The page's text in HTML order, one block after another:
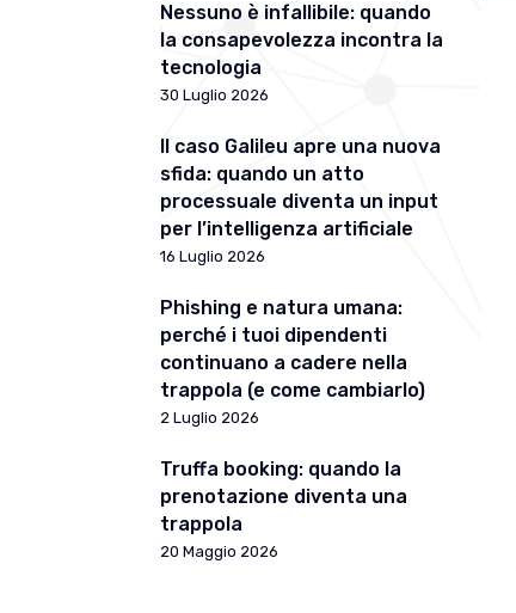
Nessuno è infallibile: quando
la consapevolezza incontra la
tecnologia
30 Luglio 2026
Il caso Galileu apre una nuova
sfida: quando un atto
processuale diventa un input
per l’intelligenza artificiale
16 Luglio 2026
Phishing e natura umana:
perché i tuoi dipendenti
continuano a cadere nella
trappola (e come cambiarlo)
2 Luglio 2026
Truffa booking: quando la
prenotazione diventa una
trappola
20 Maggio 2026